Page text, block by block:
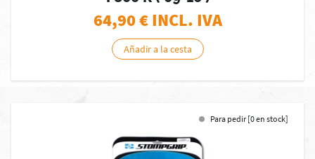
64,90€ INCL. IVA
Añadir a la cesta
Para pedir [0 en stock]